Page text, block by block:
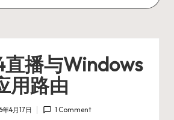
直播与Windows
用路由
年4月17日 1 Comment